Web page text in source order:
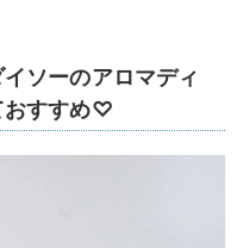
ソーのアロマディ
おすすめ♡